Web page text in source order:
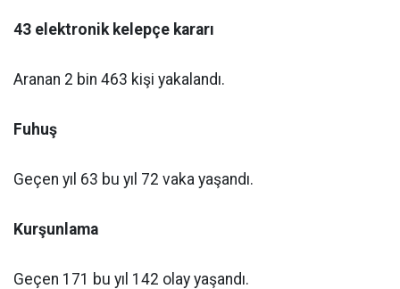
43 elektronik kelepçe kararı
Aranan 2 bin 463 kişi yakalandı.
Fuhuş
Geçen yıl 63 bu yıl 72 vaka yaşandı.
Kurşunlama
Geçen 171 bu yıl 142 olay yaşandı.